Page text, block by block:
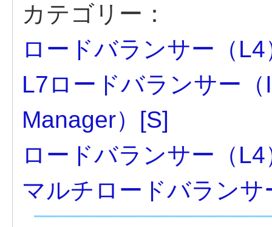
カテゴリー：
ロードバランサー（L4
L7ロードバランサー
Manager）[S]
ロードバランサー（L4
マルチロードバランサ